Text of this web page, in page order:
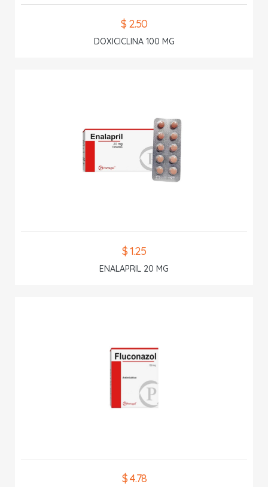
$ 2.50
DOXICICLINA 100 MG
$ 1.25
ENALAPRIL 20 MG
$ 4.78